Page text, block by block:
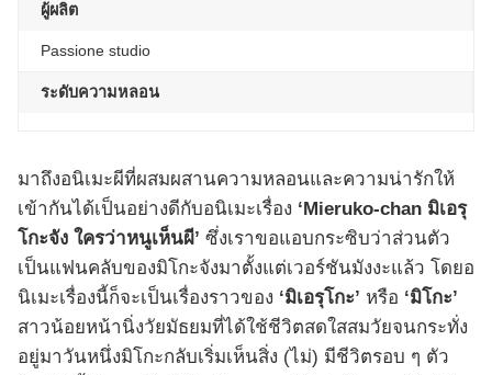
ผู้ผลิต
Passione studio
ระดับความหลอน
มาถึงอนิเมะผีที่ผสมผสานความหลอนและความน่ารักให้
เข้ากันได้เป็นอย่างดีกับอนิเมะเรื่อง ‘Mieruko-chan มิเอรุ
โกะจัง ใครว่าหนูเห็นผี’ ซึ่งเราขอแอบกระซิบว่าส่วนตัว
เป็นแฟนคลับของมิโกะจังมาตั้งแต่เวอร์ชันมังงะแล้ว โดยอ
นิเมะเรื่องนี้ก็จะเป็นเรื่องราวของ ‘มิเอรุโกะ’ หรือ ‘มิโกะ’
สาวน้อยหน้านิ่งวัยมัธยมที่ได้ใช้ชีวิตสดใสสมวัยจนกระทั่ง
อยู่มาวันหนึ่งมิโกะกลับเริ่มเห็นสิ่ง (ไม่) มีชีวิตรอบ ๆ ตัว